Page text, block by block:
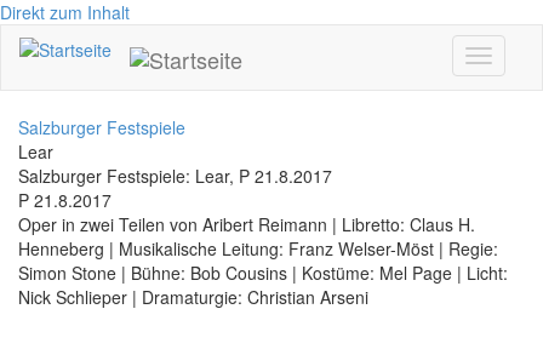
Direkt zum Inhalt
Toggle
Salzburger Festspiele
Lear
Salzburger Festspiele: Lear, P 21.8.2017
P 21.8.2017
Oper in zwei Teilen von Aribert Reimann | Libretto: Claus H.
Henneberg | Musikalische Leitung: Franz Welser-Möst | Regie:
Simon Stone | Bühne: Bob Cousins | Kostüme: Mel Page | Licht:
Nick Schlieper | Dramaturgie: Christian Arseni